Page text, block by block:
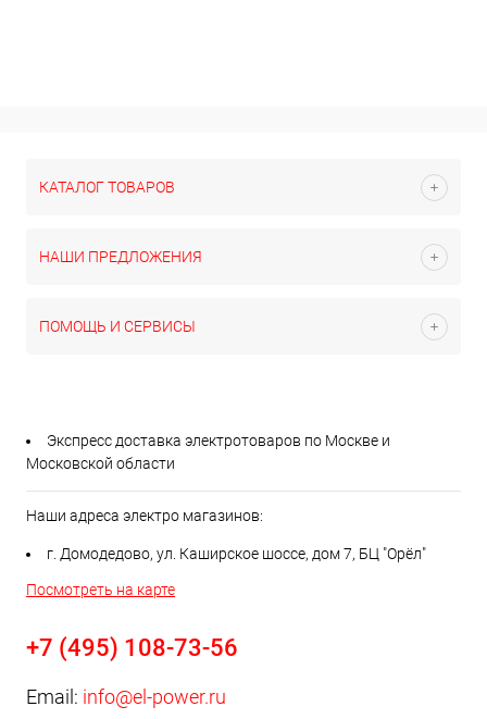
КАТАЛОГ ТОВАРОВ
НАШИ ПРЕДЛОЖЕНИЯ
ПОМОЩЬ И СЕРВИСЫ
Экспресс доставка электротоваров по Москве и
Московской области
Наши адреса электро магазинов:
г. Домодедово, ул. Каширское шоссе, дом 7, БЦ "Орёл"
Посмотреть на карте
+7 (495) 108-73-56
Email: info@el-power.ru